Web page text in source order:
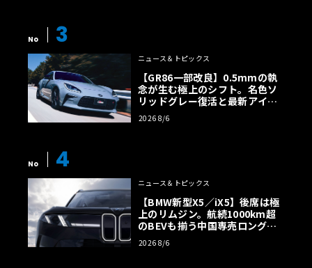
No 3
ニュース＆トピックス
【GR86一部改良】0.5mmの執
念が生む極上のシフト。名色ソ
リッドグレー復活と最新アイサ
イトでFRの極みへ
2026 8/6
No 4
ニュース＆トピックス
【BMW新型X5／iX5】後席は極
上のリムジン。航続1000km超
のBEVも揃う中国専売ロング仕
様の全貌
2026 8/6